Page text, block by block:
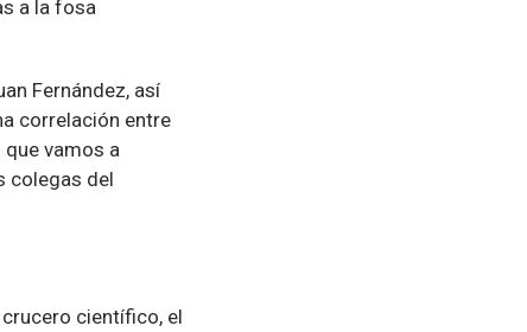
a la fosa
Fernández, así
correlación entre
vamos a
colegas del
científico, el